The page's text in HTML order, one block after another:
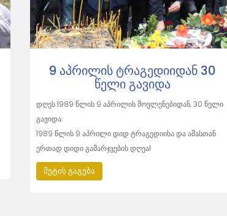
9 ᲐᲞᲠᲘᲚᲘᲡ ᲢᲠᲐᲒᲔᲓᲘᲘᲓᲐᲜ 30
ᲬᲔᲚᲘ ᲒᲐᲕᲘᲓᲐ
დღეს 1989 წლის 9 აპრილის მოვლენებიდან, 30 წელი
გავიდა.
1989 წლის 9 აპრილი დიდ ტრაგედიისა და ამასთან
ერთად დიდი გამარჯვების დღეა!
მეტის გაგება